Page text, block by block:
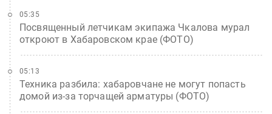
Посвященный летчикам экипажа Чкалова мурал
откроют в Хабаровском крае (ФОТО)
05:35
Техника разбила: хабаровчане не могут попасть
домой из-за торчащей арматуры (ФОТО)
05:13